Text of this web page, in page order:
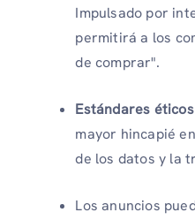
Impulsado por
permitirá a los
de comprar".
Estándares
mayor hincapié
de los datos y la
Los anuncios